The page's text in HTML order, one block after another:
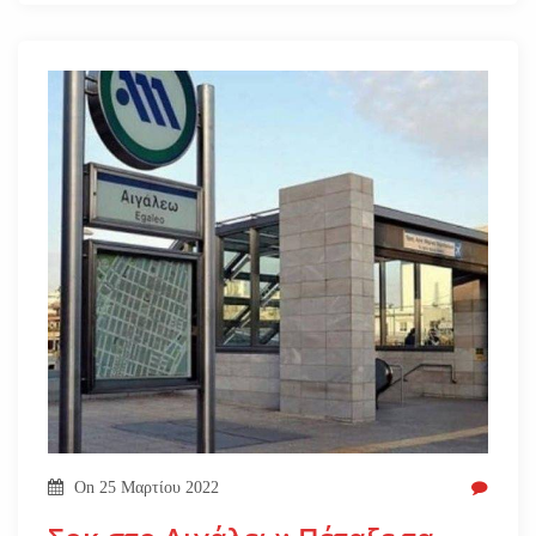
On 25 Μαρτίου 2022